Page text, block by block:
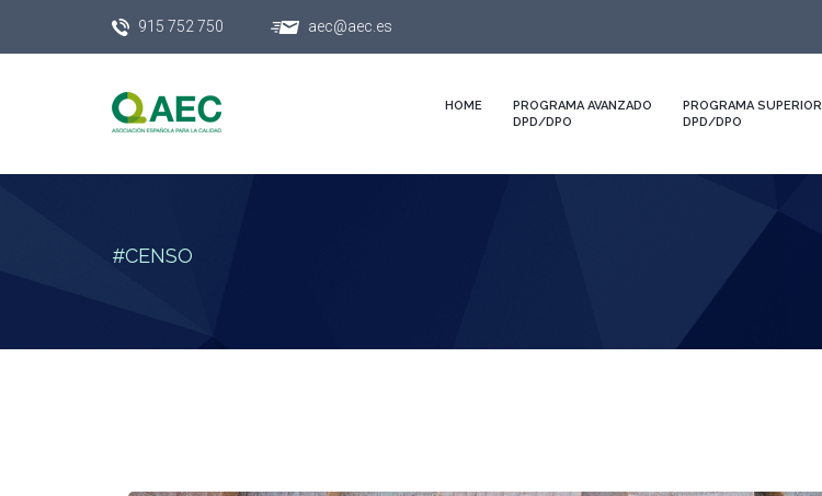
915 752 750 aec@aec.es
HOME
PROGRAMA AVANZADO
DPD/DPO
PROGRAMA SUPERIOR
DPD/DPO
#CENSO